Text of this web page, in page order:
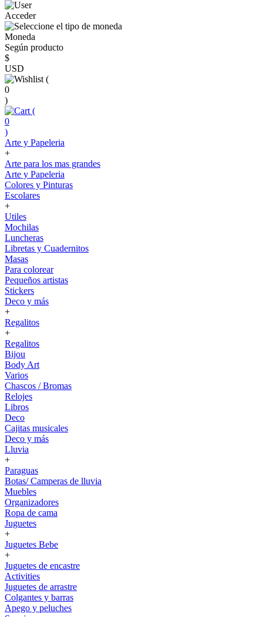
Acceder
Moneda
Según producto
$
USD
(
0
)
(
0
)
Arte y Papeleria
+
Arte para los mas grandes
Arte y Papeleria
Colores y Pinturas
Escolares
+
Utiles
Mochilas
Luncheras
Libretas y Cuadernitos
Masas
Para colorear
Pequeños artistas
Stickers
Deco y más
+
Regalitos
+
Regalitos
Bijou
Body Art
Varios
Chascos / Bromas
Relojes
Libros
Deco
Cajitas musicales
Deco y más
Lluvia
+
Paraguas
Botas/ Camperas de lluvia
Muebles
Organizadores
Ropa de cama
Juguetes
+
Juguetes Bebe
+
Juguetes de encastre
Activities
Juguetes de arrastre
Colgantes y barras
Apego y peluches